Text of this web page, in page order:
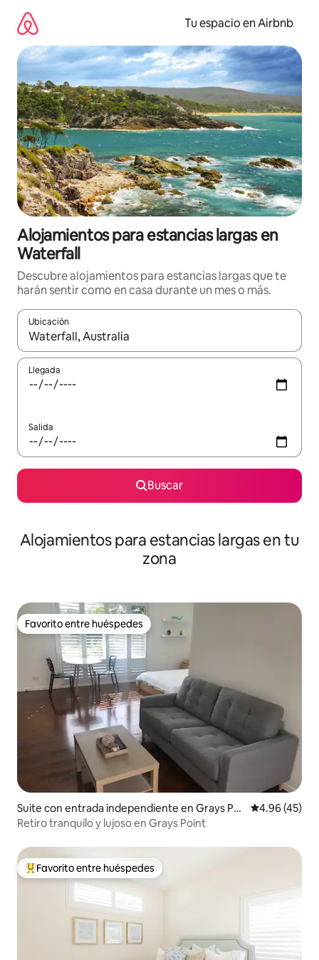
contenido
Tu espacio en Airbnb
Alojamientos para estancias largas en
Waterfall
Descubre alojamientos para estancias largas que te
harán sentir como en casa durante un mes o más.
Ubicación
Cuando los resultados estén disponibles, podrás navegar
Llegada
Salida
Buscar
Alojamientos para estancias largas en tu
zona
Favorito entre huéspedes
Favorito entre huéspedes
Suite con entrada independiente en Grays Poi
nt
Calificación
4.96 (45)
Retiro tranquilo y lujoso en Grays Point
De los mejores en Favorito entre huéspedes
Favorito entre huéspedes